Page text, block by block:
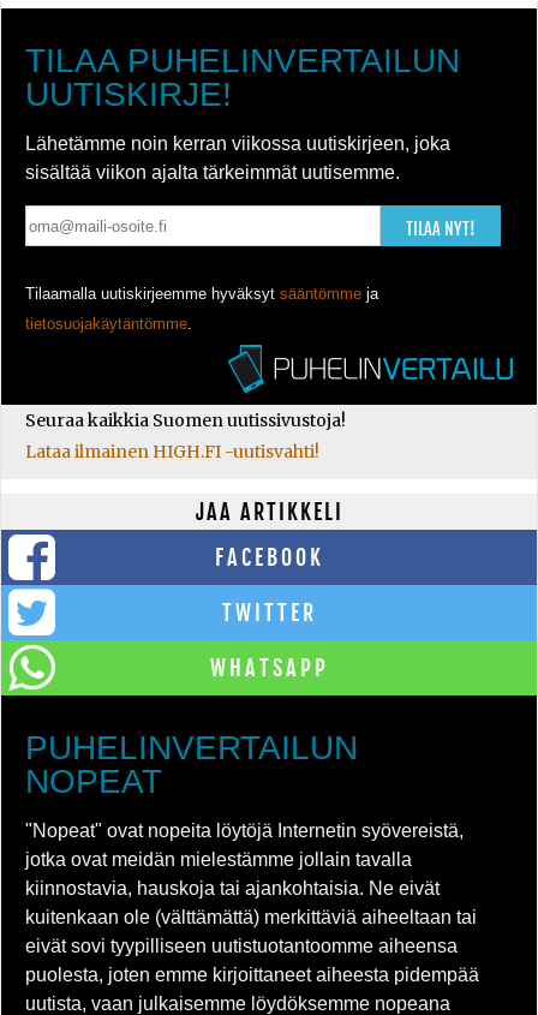
TILAA PUHELINVERTAILUN
UUTISKIRJE!
Lähetämme noin kerran viikossa uutiskirjeen, joka
sisältää viikon ajalta tärkeimmät uutisemme.
TILAA NYT!
Tilaamalla uutiskirjeemme hyväksyt sääntömme ja
tietosuojakäytäntömme.
Seuraa kaikkia Suomen uutissivustoja!
Lataa ilmainen HIGH.FI -uutisvahti!
JAA ARTIKKELI
FACEBOOK
TWITTER
WHATSAPP
PUHELINVERTAILUN
NOPEAT
"Nopeat" ovat nopeita löytöjä Internetin syövereistä,
jotka ovat meidän mielestämme jollain tavalla
kiinnostavia, hauskoja tai ajankohtaisia. Ne eivät
kuitenkaan ole (välttämättä) merkittäviä aiheeltaan tai
eivät sovi tyypilliseen uutistuotantoomme aiheensa
puolesta, joten emme kirjoittaneet aiheesta pidempää
uutista, vaan julkaisemme löydöksemme nopeana